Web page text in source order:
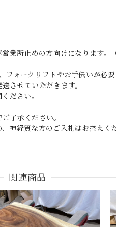
業所止めの方向けになります。
ォークリフトやお手伝いが必要
させていただきます。
ださい。
了承ください。
神経質な方のご入札はお控えく
関連商品